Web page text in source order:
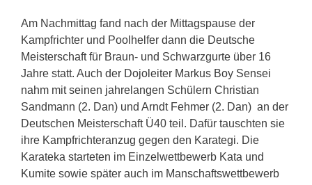
Am Nachmittag fand nach der Mittagspause der
Kampfrichter und Poolhelfer dann die Deutsche
Meisterschaft für Braun- und Schwarzgurte über 16
Jahre statt. Auch der Dojoleiter Markus Boy Sensei
nahm mit seinen jahrelangen Schülern Christian
Sandmann (2. Dan) und Arndt Fehmer (2. Dan) an der
Deutschen Meisterschaft Ü40 teil. Dafür tauschten sie
ihre Kampfrichteranzug gegen den Karategi. Die
Karateka starteten im Einzelwettbewerb Kata und
Kumite sowie später auch im Manschaftswettbewerb